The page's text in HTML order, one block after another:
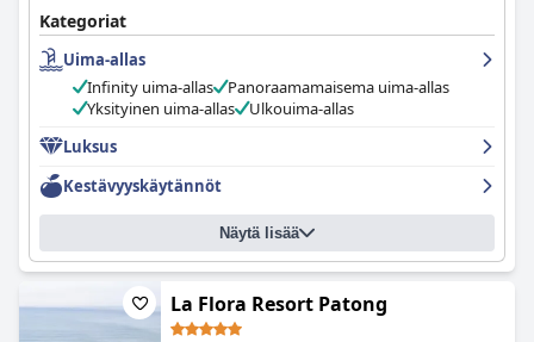
Kategoriat
Uima-allas
Infinity uima-allas
Panoraamamaisema uima-allas
Yksityinen uima-allas
Ulkouima-allas
Luksus
Kestävyyskäytännöt
Näytä lisää
La Flora Resort Patong